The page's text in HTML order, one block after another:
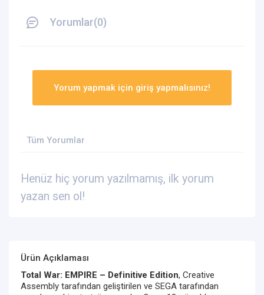
Yorumlar(0)
Yorum yapmak için giriş yapmalısınız!
Tüm Yorumlar
Henüz hiç yorum yazılmamış, ilk yorum
yazan sen ol!
Ürün Açıklaması
Total War: EMPIRE – Definitive Edition, Creative
Assembly tarafından geliştirilen ve SEGA tarafından